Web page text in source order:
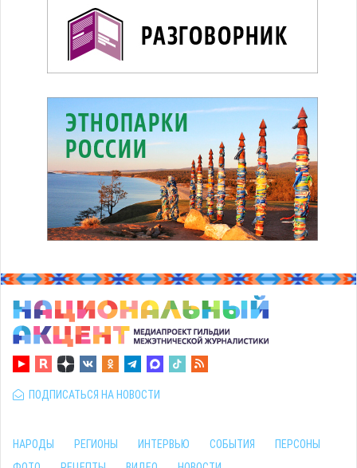
ПОДПИСАТЬСЯ НА НОВОСТИ
НАРОДЫ РЕГИОНЫ ИНТЕРВЬЮ СОБЫТИЯ
ПЕРСОНЫ